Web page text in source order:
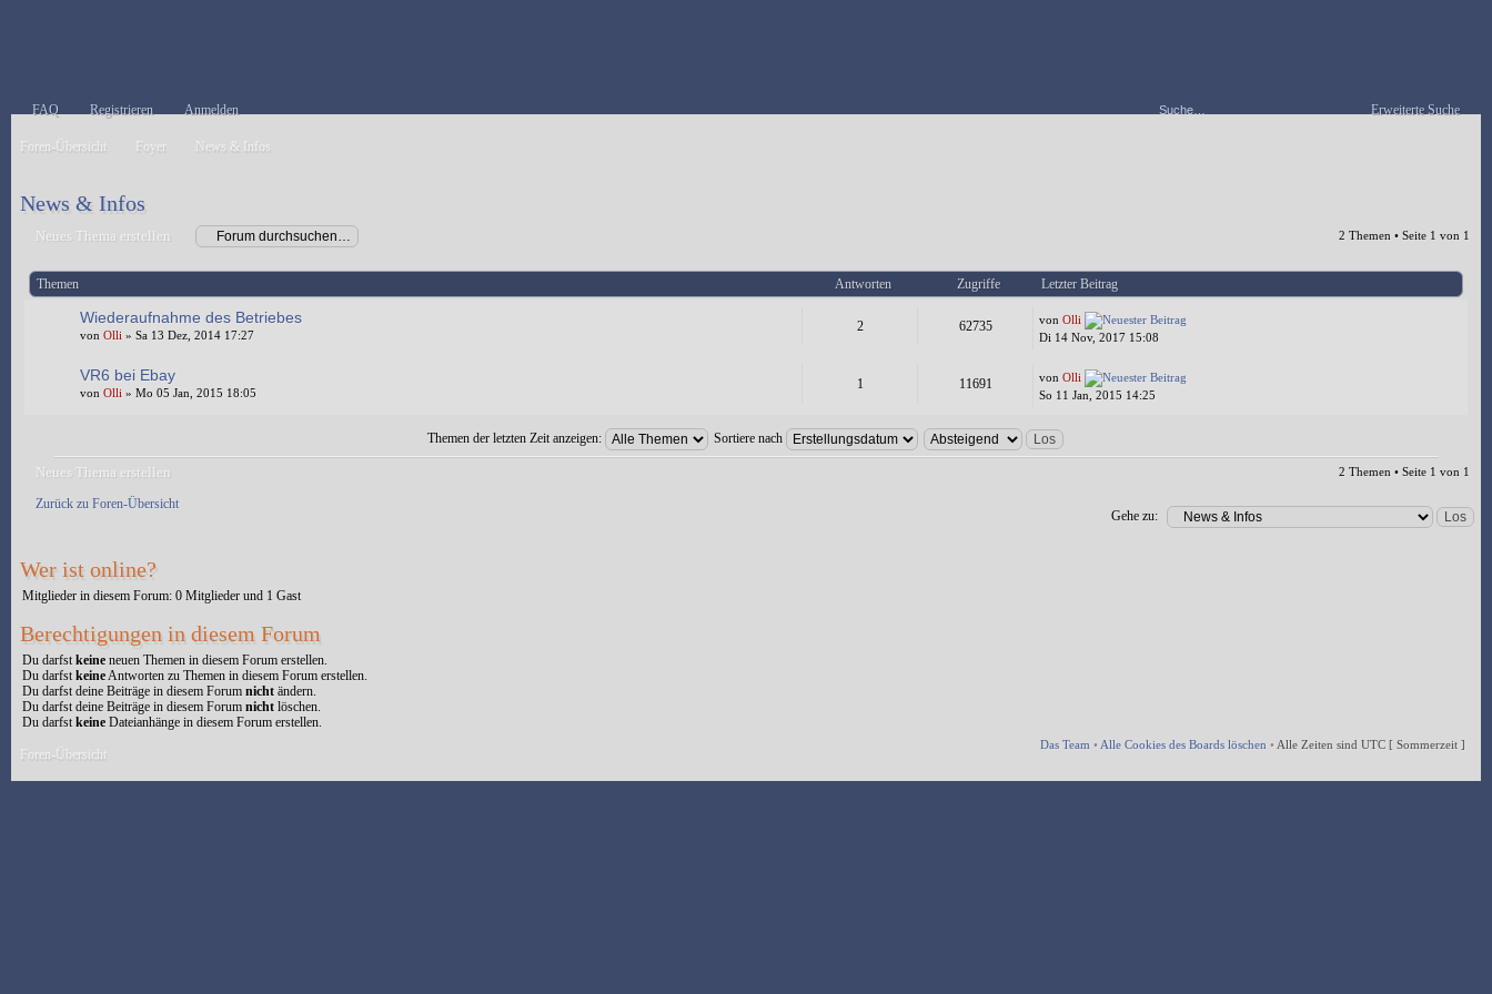
FAQ Registrieren Anmelden Erweiterte Suche
Foren-Übersicht Foyer News & Infos
News & Infos
Neues Thema erstellen 2 Themen • Seite 1 von 1
Themen Antworten Zugriffe Letzter Beitrag
Wiederaufnahme des Betriebes
von Olli » Sa 13 Dez, 2014 17:27
2 62735 vonOlli
Di 14 Nov, 2017 15:08
VR6 bei Ebay
von Olli » Mo 05 Jan, 2015 18:05
1 11691 vonOlli
So 11 Jan, 2015 14:25
Themen der letzten Zeit anzeigen: Sortiere nach
Neues Thema erstellen 2 Themen • Seite 1 von 1
Zurück zu Foren-Übersicht
Gehe zu:
Wer ist online?
Mitglieder in diesem Forum: 0 Mitglieder und 1 Gast
Berechtigungen in diesem Forum
Du darfstkeine neuen Themen in diesem Forum erstellen.
Du darfstkeineAntworten zu Themen in diesem Forum erstellen.
Du darfst deine Beiträge in diesem Forum nicht ändern.
Du darfst deine Beiträge in diesem Forum nicht löschen.
Du darfstkeine Dateianhänge in diesem Forum erstellen.
Das Team • Alle Cookies des Boards löschen • Alle Zeiten sind UTC [ Sommerzeit ]
Foren-Übersicht